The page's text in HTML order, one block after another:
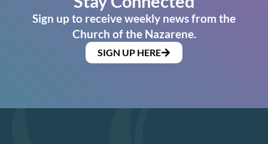
Sign up to receive weekly news from the
Church of the Nazarene.
SIGN UP HERE